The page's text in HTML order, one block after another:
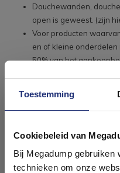
Toestemming
Cookiebeleid van
Bij Megadump gebruiken
technieken om onze
Douchewanden,
open is geweest. (zijn
Voor producten
en of kleine
50% van het
voorwaarden.
badkamers